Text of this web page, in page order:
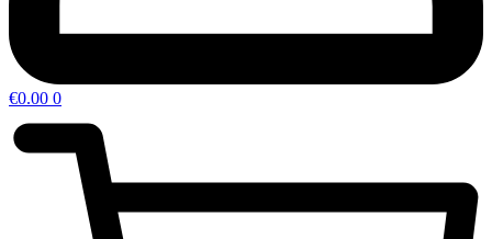
€0.00 0